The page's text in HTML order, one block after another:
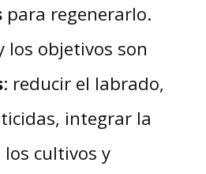
para regenerarlo.
los objetivos son
: reducir el labrado,
integrar la
cultivos y